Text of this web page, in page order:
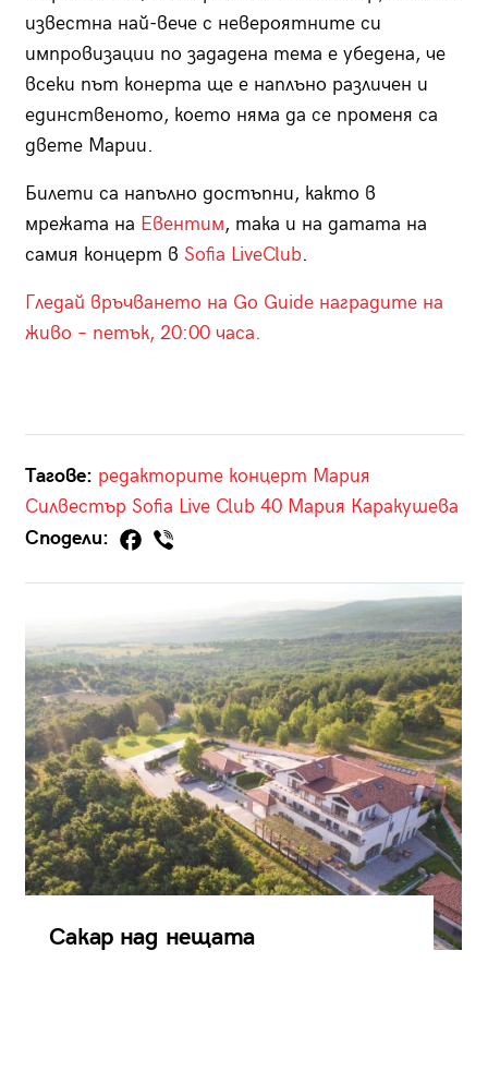
известна най-вече с невероятните си
импровизации по зададена тема е убедена, че
всеки път конерта ще е наплъно различен и
единственото, което няма да се променя са
двете Марии.
Билети са напълно достъпни, както в
мрежата на Евентим, така и на датата на
самия концерт в Sofia LiveClub.
Гледай връчването на Go Guide наградите на
живо – петък, 20:00 часа.
Тагове: редакторите концерт Мария
Силвестър Sofia Live Club 40 Мария Каракушева
Сподели:
Сакар над нещата